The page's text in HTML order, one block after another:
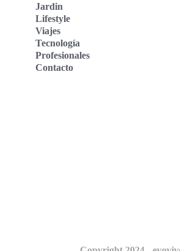
Jardin
Lifestyle
Viajes
Tecnología
Profesionales
Contacto